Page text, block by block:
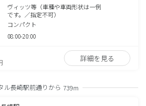
ヴィッツ等（車種や車両形状は一例
です。／指定不可）
コンパクト
08:00-20:00
詳細を見る
ル長崎駅前通りから 739m